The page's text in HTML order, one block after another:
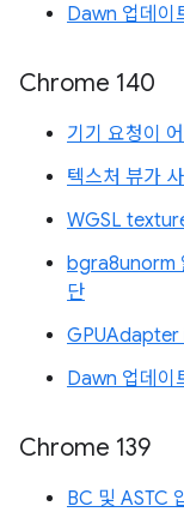
Dawn 업데이
Chrome 140
기기 요청이
텍스처 뷰가
WGSL
bgra8unorm
단
GPUAdapter
Dawn 업데이
Chrome 139
BC 및 ASTC